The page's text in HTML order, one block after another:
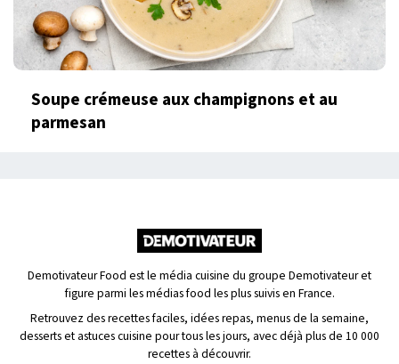
Soupe crémeuse aux champignons et au
parmesan
Demotivateur Food est le média cuisine du groupe Demotivateur et
figure parmi les médias food les plus suivis en France.
Retrouvez des recettes faciles, idées repas, menus de la semaine,
desserts et astuces cuisine pour tous les jours, avec déjà plus de 10 000
recettes à découvrir.